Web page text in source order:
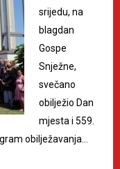
srijedu, na
blagdan
Gospe
Snježne,
svečano
obilježio Dan
mjesta i 559.
obilježavanja…